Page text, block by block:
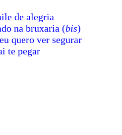
de alegria
na bruxaria (bis)
quero ver segurar
te pegar